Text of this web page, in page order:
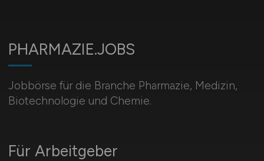
PHARMAZIE.JOBS
Jobbörse für die Branche Pharmazie, Medizin,
Biotechnologie und Chemie.
Für Arbeitgeber